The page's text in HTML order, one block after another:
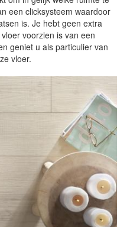
een clicksysteem waardoor
is. Je hebt geen extra
voorzien is van een
geniet u als particulier van
vloer.